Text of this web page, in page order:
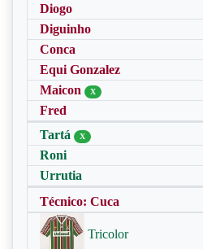
Diogo
Diguinho
Conca
Equi Gonzalez
Maicon
X
Fred
Tartá
X
Roni
Urrutia
Técnico: Cuca
Tricolor